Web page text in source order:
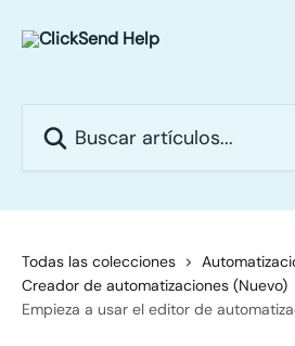
Todas las colecciones
Creador de automatizaciones (Nuevo)
Empieza a usar el editor de